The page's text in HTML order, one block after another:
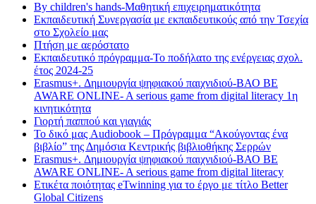
By children's hands-Μαθητική επιχειρηματικότητα
Εκπαιδευτική Συνεργασία με εκπαιδευτικούς από την Τσεχία
στο Σχολείο μας
Πτήση με αερόστατο
Εκπαιδευτικό πρόγραμμα-Το ποδήλατο της ενέργειας σχολ.
έτος 2024-25
Erasmus+. Δημιουργία ψηφιακού παιχνιδιού-ΒΑΟ BE
AWARE ONLINE- A serious game from digital literacy 1η
κινητικότητα
Γιορτή παππού και γιαγιάς
Το δικό μας Audiobook – Πρόγραμμα “Ακούγοντας ένα
βιβλίο” της Δημόσια Κεντρικής βιβλιοθήκης Σερρών
Erasmus+. Δημιουργία ψηφιακού παιχνιδιού-ΒΑΟ BE
AWARE ONLINE- A serious game from digital literacy
Ετικέτα ποιότητας eTwinning για το έργο με τίτλο Better
Global Citizens